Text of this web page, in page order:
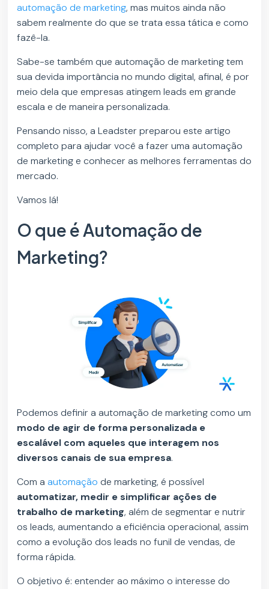
automação de marketing, mas muitos ainda não
sabem realmente do que se trata essa tática e como
fazê-la.
Sabe-se também que automação de marketing tem
sua devida importância no mundo digital, afinal, é por
meio dela que empresas atingem leads em grande
escala e de maneira personalizada.
Pensando nisso, a Leadster preparou este artigo
completo para ajudar você a fazer uma automação
de marketing e conhecer as melhores ferramentas do
mercado.
Vamos lá!
O que é Automação de
Marketing?
Podemos definir a automação de marketing como um
modo de agir de forma personalizada e
escalável com aqueles que interagem nos
diversos canais de sua empresa.
Com aautomação de marketing, é possível
automatizar, medir e simplificar ações de
trabalho de marketing, além de segmentar e nutrir
os leads, aumentando a eficiência operacional, assim
como a evolução dos leads no funil de vendas, de
forma rápida.
O objetivo é: entender ao máximo o interesse do